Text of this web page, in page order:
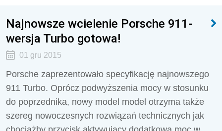
Najnowsze wcielenie Porsche 911-
wersja Turbo gotowa!
01 gru 2015
Porsche zaprezentowało specyfikację najnowszego
911 Turbo. Oprócz podwyższenia mocy w stosunku
do poprzednika, nowy model model otrzyma także
szereg nowoczesnych rozwiązań technicznych jak